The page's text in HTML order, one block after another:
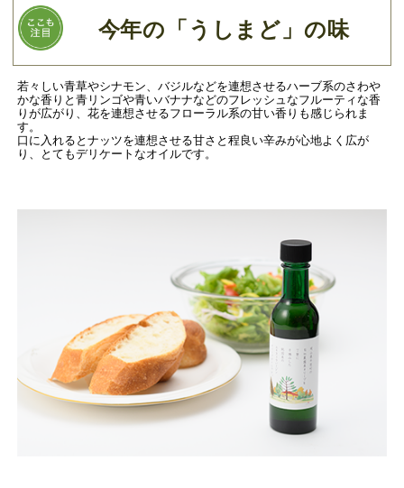
今年の「うしまど」の味
若々しい青草やシナモン、バジルなどを連想させるハーブ系のさわや
かな香りと青リンゴや青いバナナなどのフレッシュなフルーティな香
りが広がり、花を連想させるフローラル系の甘い香りも感じられま
す。
口に入れるとナッツを連想させる甘さと程良い辛みが心地よく広が
り、とてもデリケートなオイルです。